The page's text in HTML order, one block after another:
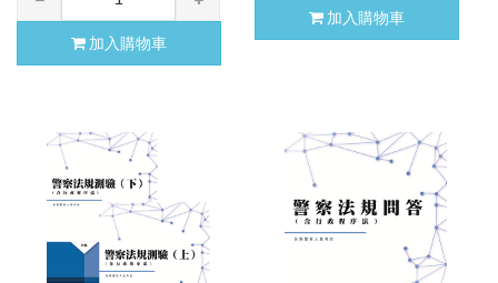
加入購物車
加入購物車